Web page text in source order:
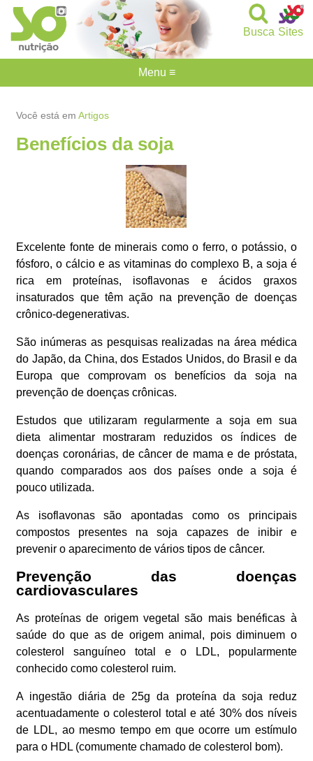
Sites
Busca
Você está emArtigos
Benefícios da soja
Excelente fonte de minerais como o ferro, o potássio, o
fósforo, o cálcio e as vitaminas do complexo B, a soja é
rica em proteínas, isoflavonas e ácidos graxos
insaturados que têm ação na prevenção de doenças
crônico-degenerativas.
São inúmeras as pesquisas realizadas na área médica
do Japão, da China, dos Estados Unidos, do Brasil e da
Europa que comprovam os benefícios da soja na
prevenção de doenças crônicas.
Estudos que utilizaram regularmente a soja em sua
dieta alimentar mostraram reduzidos os índices de
doenças coronárias, de câncer de mama e de próstata,
quando comparados aos dos países onde a soja é
pouco utilizada.
As isoflavonas são apontadas como os principais
compostos presentes na soja capazes de inibir e
prevenir o aparecimento de vários tipos de câncer.
Prevenção das doenças
cardiovasculares
As proteínas de origem vegetal são mais benéficas à
saúde do que as de origem animal, pois diminuem o
colesterol sanguíneo total e o LDL, popularmente
conhecido como colesterol ruim.
A ingestão diária de 25g da proteína da soja reduz
acentuadamente o colesterol total e até 30% dos níveis
de LDL, ao mesmo tempo em que ocorre um estímulo
para o HDL (comumente chamado de colesterol bom).